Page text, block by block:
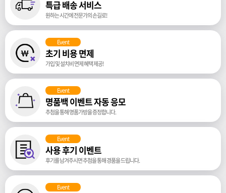
특급 배송 서비스
원하는 시간에 전문가의 손길로!
Event
초기 비용 면제
가입 및 설치비 면제 혜택 제공!
Event
명품백 이벤트 자동 응모
추첨을 통해 명품가방을 증정합니다.
Event
사용 후기 이벤트
후기를 남겨주시면 추첨을 통해 경품을 드립니다.
Event